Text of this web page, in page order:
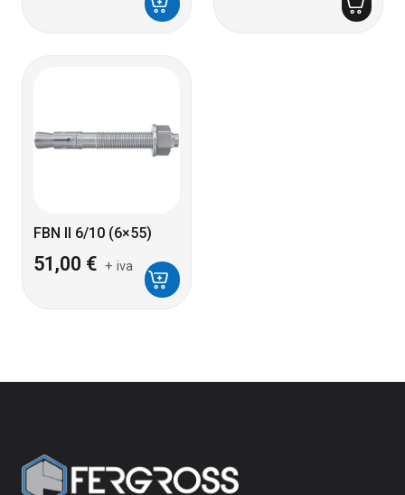
FBN II 6/10 (6×55)
51,00 € + iva